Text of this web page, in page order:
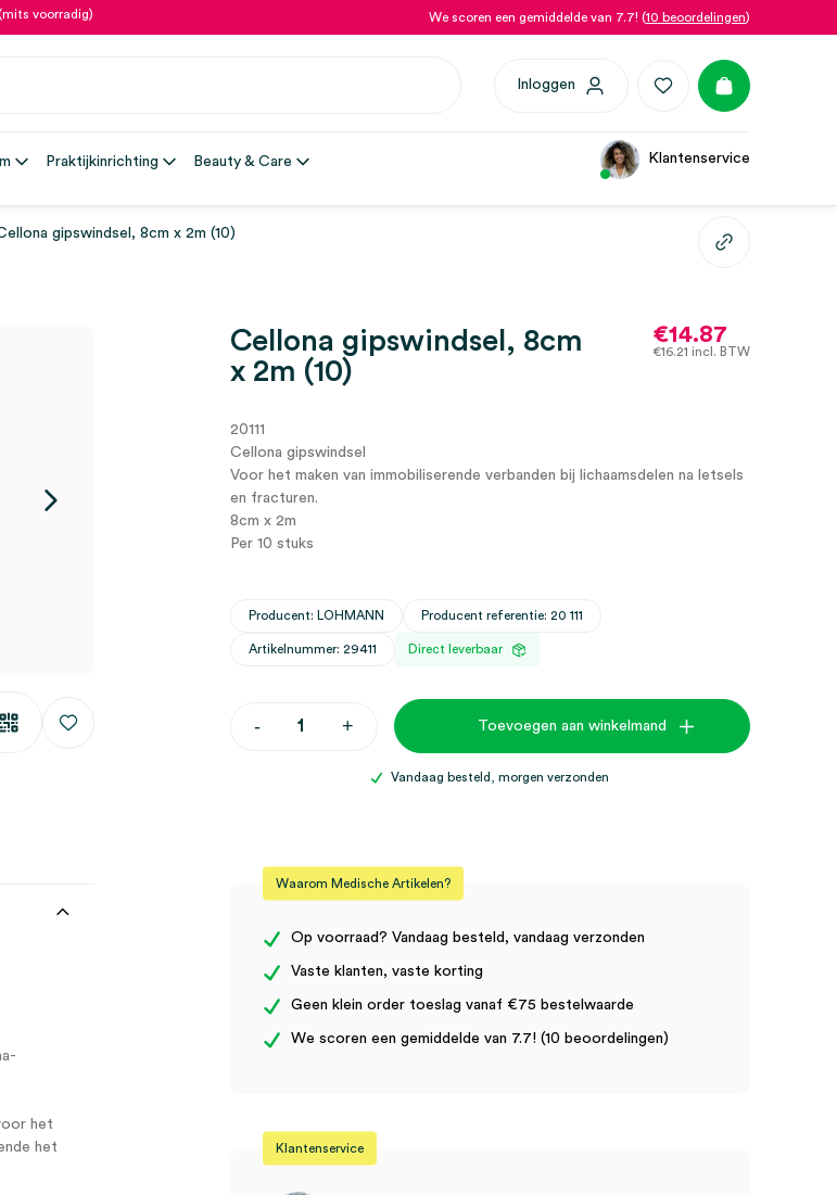
voorradig) We scoren een gemiddelde van 7.7! (10 beoordelingen)
Inloggen
Praktijkinrichting Beauty & Care Klantenservice
gipswindsel, 8cm x 2m (10)
Cellona gipswindsel, 8cm
x 2m (10)
€14.87
€16.21 incl. BTW
20111
Cellona gipswindsel
Voor het maken van immobiliserende verbanden bij lichaamsdelen na letsels
en fracturen.
8cm x 2m
Per 10 stuks
Producent: LOHMANN Producent referentie: 20 111
Artikelnummer: 29411 Direct leverbaar
-Cellona
+ Toevoegen aan winkelmand
Vandaag besteld, morgen verzonden
het
het
Waarom Medische Artikelen?
Op voorraad? Vandaag besteld, vandaag verzonden
Vaste klanten, vaste korting
Geen klein order toeslag vanaf €75 bestelwaarde
We scoren een gemiddelde van 7.7! (10 beoordelingen)
Klantenservice